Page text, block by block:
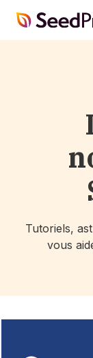
SeedProd
Tutoriels,
vous